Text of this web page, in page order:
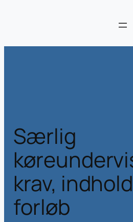
Særlig
krav,
forløb